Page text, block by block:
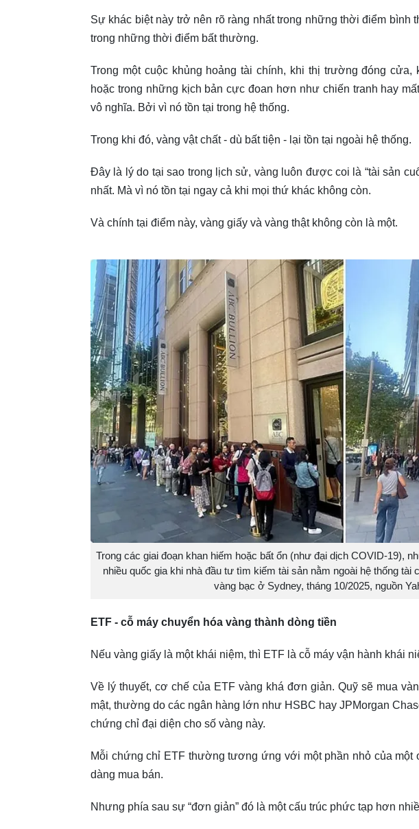
Sự khác biệt này trở nên rõ ràng nhất trong những thời điểm bình
trong những thời điểm bất thường.
Trong một cuộc khủng hoảng tài chính, khi thị trường đóng
hoặc trong những kịch bản cực đoan hơn như chiến tranh hay
vô nghĩa. Bởi vì nó tồn tại trong hệ thống.
Trong khi đó, vàng vật chất - dù bất tiện - lại tồn tại ngoài hệ thống.
Đây là lý do tại sao trong lịch sử, vàng luôn được coi là “tài sản
nhất. Mà vì nó tồn tại ngay cả khi mọi thứ khác không còn.
Và chính tại điểm này, vàng giấy và vàng thật không còn là một.
Trong các giai đoạn khan hiếm hoặc bất ổn (như đại dịch COVID-19),
nhiều quốc gia khi nhà đầu tư tìm kiếm tài sản nằm ngoài hệ thống
vàng bạc ở Sydney, tháng 10/2025, nguồn
ETF - cỗ máy chuyển hóa vàng thành dòng tiền
Nếu vàng giấy là một khái niệm, thì ETF là cỗ máy vận hành khái
Về lý thuyết, cơ chế của ETF vàng khá đơn giản. Quỹ sẽ mua
mật, thường do các ngân hàng lớn như HSBC hay JPMorgan
chứng chỉ đại diện cho số vàng này.
Mỗi chứng chỉ ETF thường tương ứng với một phần nhỏ của một
dàng mua bán.
Nhưng phía sau sự “đơn giản” đó là một cấu trúc phức tạp hơn